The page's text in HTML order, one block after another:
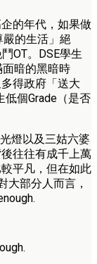
的年代，如果做
嚴的生活」絕
OT。DSE學生
暗的黑暗時
得政府「送大
低個Grade（是否
燈以及三姑六婆
往往有成千上萬
平凡，但在如此
大部分人而言，